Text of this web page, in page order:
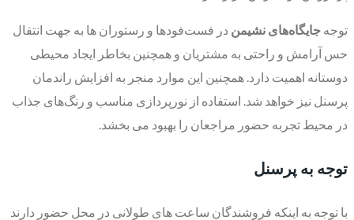
توجه جایگاه‌های نشیمن در فست‌فودها و رستوران ها به جهت انتقال
حس آرامش و راحتی به مشتریان و همچنین بخاطر ایجاد محیطی
دوستانه اهمیت دارد. همچنین این موارد منجر به افزایش راندمان
پرسنل نیز خواهد شد. استفاده از نورپردازی مناسب و رنگ‌های جذاب
در محیط تجربه حضور مراجعان را بهبود می بخشد.
توجه به پرسنل
با توجه به اینکه فروشندگان ساعت های طولانی در محل حضور دارند